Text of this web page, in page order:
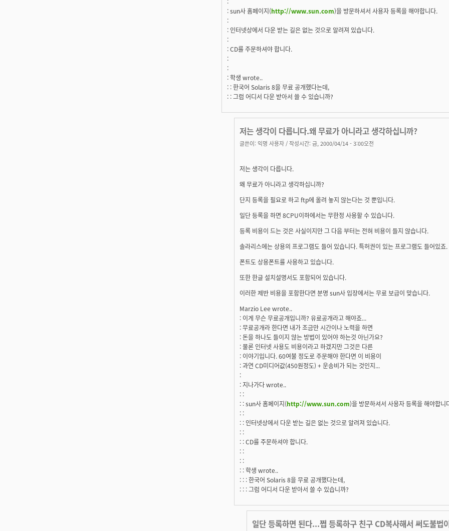
: sun사 홈페이지(http://www.sun.com)을 방문하셔서 사용자 등록을 해야합니다.
:
: 인터넷상에서 다운 받는 길은 없는 것으로 알려져 있습니다.
:
: CD를 주문하셔야 합니다.
:
:
: 학생 wrote..
: : 한국어 Solaris 8을 무료 공개했다는데,
: : 그럼 어디서 다운 받아서 쓸 수 있습니까?
저는 생각이 다릅니다.왜 무료가 아니라고 생각하십니까?
글쓴이: 익명 사용자 / 작성시간: 금, 2000/04/14 - 3:00오전
저는 생각이 다릅니다.
왜 무료가 아니라고 생각하십니까?
단지 등록을 필요로 하고 ftp에 올려 놓지 않는다는 것 뿐입니다.
일단 등록을 하면 8CPU이하에서는 무한정 사용할 수 있습니다.
등록 비용이 드는 것은 사실이지만 그 다음 부터는 전혀 비용이 들지 않습니다.
솔라리스에는 상용의 프로그램도 들어 있습니다. 특허권이 있는 프로그램도 들어있죠.
폰트도 상용폰트를 사용하고 있습니다.
또한 한글 설치설명서도 포함되어 있습니다.
이러한 제반 비용을 포함한다면 분명 sun사 입장에서는 무료 보급이 맞습니다.
Marzio Lee wrote..
: 이게 무슨 무료공개입니까? 유료공개라고 해야죠...
: 무료공개라 한다면 내가 조금만 시간이나 노력을 하면
: 돈을 하나도 들이지 않는 방법이 있어야 하는것 아닌가요?
: 물론 인터넷 사용도 비용이라고 하겠지만 그것은 다른
: 이야기입니다. 60여불 정도로 주문해야 한다면 이 비용이
: 과연 CD미디어값(450원정도) + 운송비가 되는 것인지...
:
: 지나가다 wrote..
: :
: : sun사 홈페이지(http://www.sun.com)을 방문하셔서 사용자 등록을 해야합니
: :
: : 인터넷상에서 다운 받는 길은 없는 것으로 알려져 있습니다.
: :
: : CD를 주문하셔야 합니다.
: :
: :
: : 학생 wrote..
: : : 한국어 Solaris 8을 무료 공개했다는데,
: : : 그럼 어디서 다운 받아서 쓸 수 있습니까?
일단 등록하면 된다...쩝 등록하구 친구 CD복사해서 써도불법